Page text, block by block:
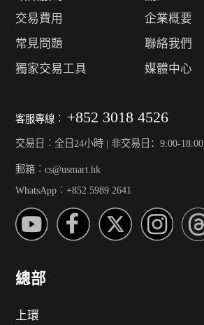
交易費用
常見問題
獨家交易工具
企業概要
聯絡我們
媒體中心
客服專線︰ +852 3018 4526
交易日︰全日24小時 | 非交易日：9:00-18:00
郵箱︰cs@usmart.hk
WhatsApp︰+852 5989 2641
總部
上環